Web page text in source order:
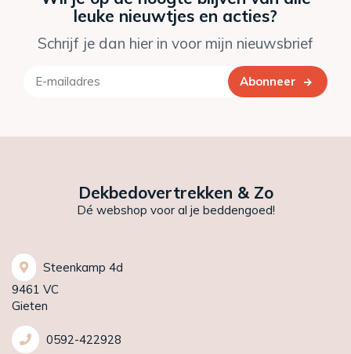
leuke nieuwtjes en acties?
Schrijf je dan hier in voor mijn nieuwsbrief
Abonneer
Dekbedovertrekken & Zo
Dé webshop voor al je beddengoed!
Steenkamp 4d
9461 VC
Gieten
0592-422928